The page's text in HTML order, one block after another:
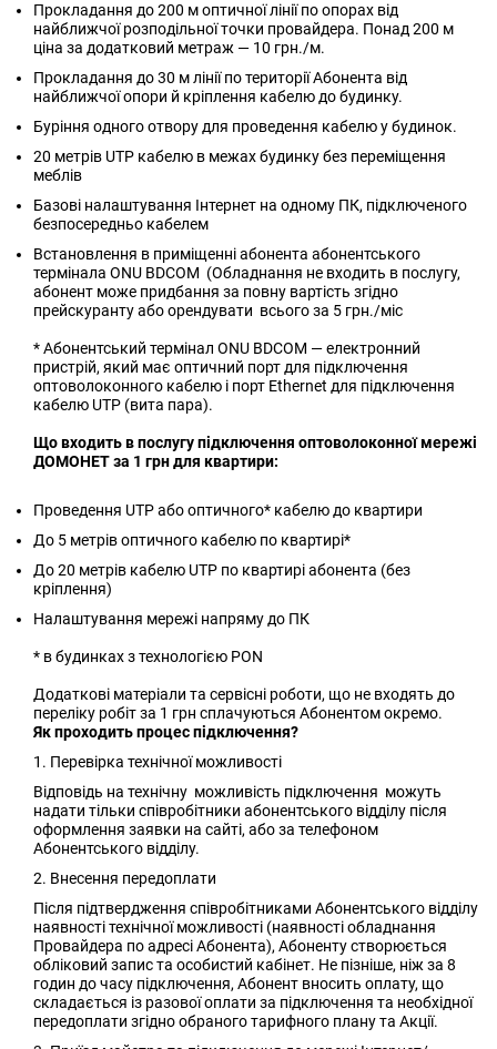
Прокладання до 200 м оптичної лінії по опорах від
найближчої розподільної точки провайдера. Понад 200 м
ціна за додатковий метраж — 10 грн./м.
Прокладання до 30 м лінії по території Абонента від
найближчої опори й кріплення кабелю до будинку.
Буріння одного отвору для проведення кабелю у будинок.
20 метрів UTP кабелю в межах будинку без переміщення
меблів
Базові налаштування Інтернет на одному ПК, підключеного
безпосередньо кабелем
Встановлення в приміщенні абонента абонентського
термінала ONU BDCOM (Обладнання не входить в послугу,
абонент може придбання за повну вартість згідно
прейскуранту або орендувати всього за 5 грн./міс
* Абонентський термінал ONU BDCOM — електронний
пристрій, який має оптичний порт для підключення
оптоволоконного кабелю і порт Ethernet для підключення
кабелю UTP (вита пара).
Що входить в послугу підключення оптоволоконної мережі
ДОМОНЕТ за 1 грн для квартири:
Проведення UTP або оптичного* кабелю до квартири
До 5 метрів оптичного кабелю по квартирі*
До 20 метрів кабелю UTP по квартирі абонента (без
кріплення)
Налаштування мережі напряму до ПК
* в будинках з технологією PON
Додаткові матеріали та сервісні роботи, що не входять до
переліку робіт за 1 грн сплачуються Абонентом окремо.
Як проходить процес підключення?
1. Перевірка технічної можливості
Відповідь на технічну можливість підключення можуть
надати тільки співробітники абонентського відділу після
оформлення заявки на сайті, або за телефоном
Абонентського відділу.
2. Внесення передоплати
Після підтвердження співробітниками Абонентського відділу
наявності технічної можливості (наявності обладнання
Провайдера по адресі Абонента), Абоненту створюється
обліковий запис та особистий кабінет. Не пізніше, ніж за 8
годин до часу підключення, Абонент вносить оплату, що
складається із разової оплати за підключення та необхідної
передоплати згідно обраного тарифного плану та Акції.